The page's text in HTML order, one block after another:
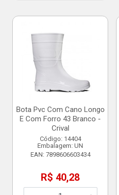
Bota Pvc Com Cano Longo
E Com Forro 43 Branco -
Crival
Código: 14404
Embalagem: UN
EAN: 7898606603434
R$ 40,28